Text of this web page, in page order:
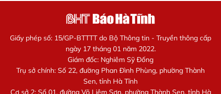
Giấy phép số: 15/GP-BTTTT do Bộ Thông tin - Truyền thông cấp
ngày 17 tháng 01 năm 2022.
Giám đốc: Nghiêm Sỹ Đống
Trụ sở chính: Số 22, đường Phan Đình Phùng, phường Thành
Sen, tỉnh Hà Tĩnh
Cơ sở 2: Số 01, đường Võ Liêm Sơn, phường Thành Sen, tỉnh Hà